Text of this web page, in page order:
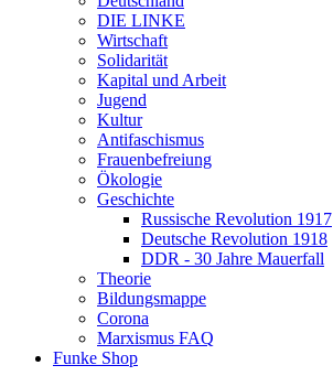
DIE LINKE
Wirtschaft
Solidarität
Kapital und Arbeit
Jugend
Kultur
Antifaschismus
Frauenbefreiung
Ökologie
Geschichte
Russische Revolution 1917
Deutsche Revolution 1918
DDR - 30 Jahre Mauerfall
Theorie
Bildungsmappe
Corona
Marxismus FAQ
Funke Shop